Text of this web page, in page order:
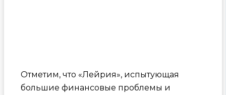
Отметим, что «Лейрия», испытующая
большие финансовые проблемы и